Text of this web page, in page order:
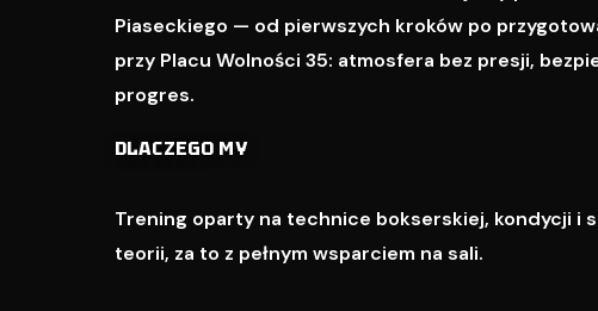
Piaseckiego — od pierwszych kroków po
przy Placu Wolności 35: atmosfera bez presji,
progres.
DLACZEGO MY
Trening oparty na technice bokserskiej, kondycji i
teorii, za to z pełnym wsparciem na sali.